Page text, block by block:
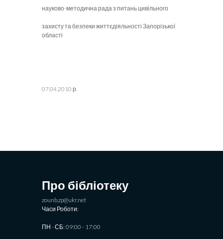
науково-методична рада з питань цивільного
захисту та безпеки життєдіяльності Запорізької
області
07.04.2010 р.
Про бібліотеку
zounb.zp@ukr.net
Часи Роботи:
ПН - СБ: 09:00 - 17:00